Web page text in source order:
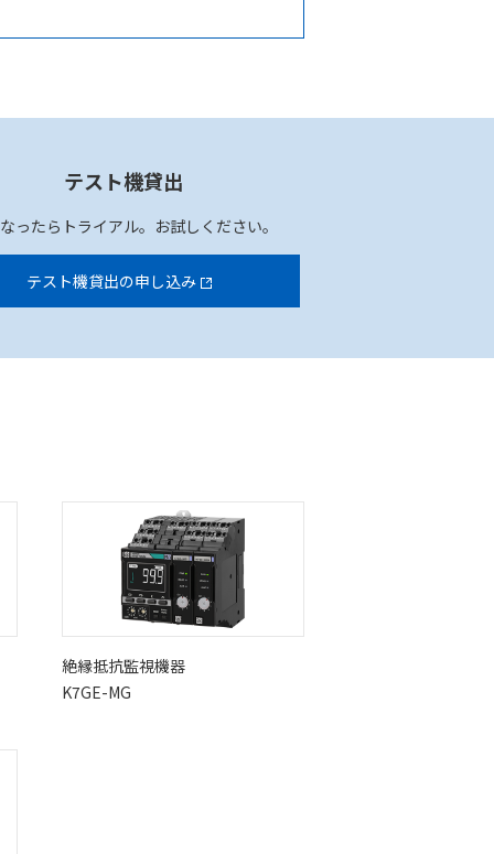
テスト機貸出
ったらトライアル。お試しください。
テスト機貸出の申し込み
絶縁抵抗監視機器
K7GE-MG